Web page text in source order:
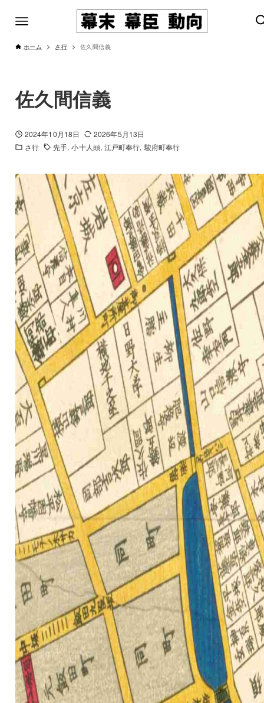
ホーム さ行 佐久間信義
佐久間信義
2024年10月18日
2026年5月13日
さ行
先手 小十人頭 江戸町奉行 駿府町奉行